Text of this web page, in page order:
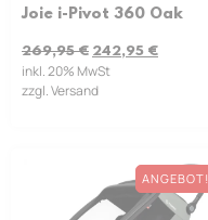
Joie i-Pivot 360 Oak
269,95€ 242,95 €
inkl. 20% MwSt
zzgl. Versand
ANGEBOT!